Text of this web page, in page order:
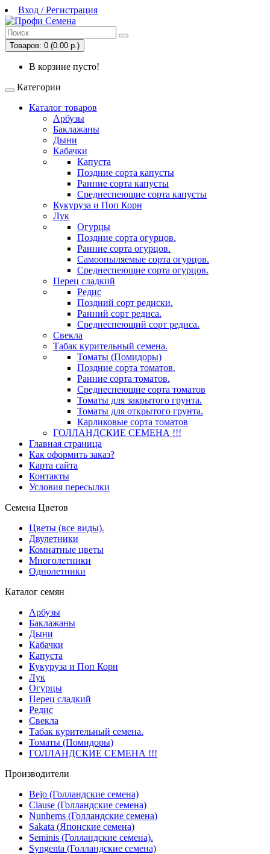
Вход / Регистрация
Товаров: 0 (0.00 р.)
В корзине пусто!
Категории
Каталог товаров
Арбузы
Баклажаны
Дыни
Кабачки
Капуста
Поздние сорта капусты
Ранние сорта капусты
Среднеспеющие сорта капусты
Кукуруза и Поп Корн
Лук
Огурцы
Поздние сорта огурцов.
Ранние сорта огурцов.
Самоопыляемые сорта огурцов.
Среднеспеющие сорта огурцов.
Перец сладкий
Редис
Поздний сорт редиски.
Ранний сорт редиса.
Среднеспеющий сорт редиса.
Свекла
Табак курительный семена.
Томаты (Помидоры)
Поздние сорта томатов.
Ранние сорта томатов.
Среднеспеющие сорта томатов
Томаты для закрытого грунта.
Томаты для открытого грунта.
Карликовые сорта томатов
ГОЛЛАНДСКИЕ СЕМЕНА !!!
Главная страница
Как оформить заказ?
Карта сайта
Контакты
Условия пересылки
Семена Цветов
Цветы (все виды).
Двулетники
Комнатные цветы
Многолетники
Однолетники
Каталог семян
Арбузы
Баклажаны
Дыни
Кабачки
Капуста
Кукуруза и Поп Корн
Лук
Огурцы
Перец сладкий
Редис
Свекла
Табак курительный семена.
Томаты (Помидоры)
ГОЛЛАНДСКИЕ СЕМЕНА !!!
Производители
Bejo (Голландские семена)
Clause (Голландские семена)
Nunhems (Голландские семена)
Sakata (Японские семена)
Seminis (Голландские семена).
Syngenta (Голландские семена)